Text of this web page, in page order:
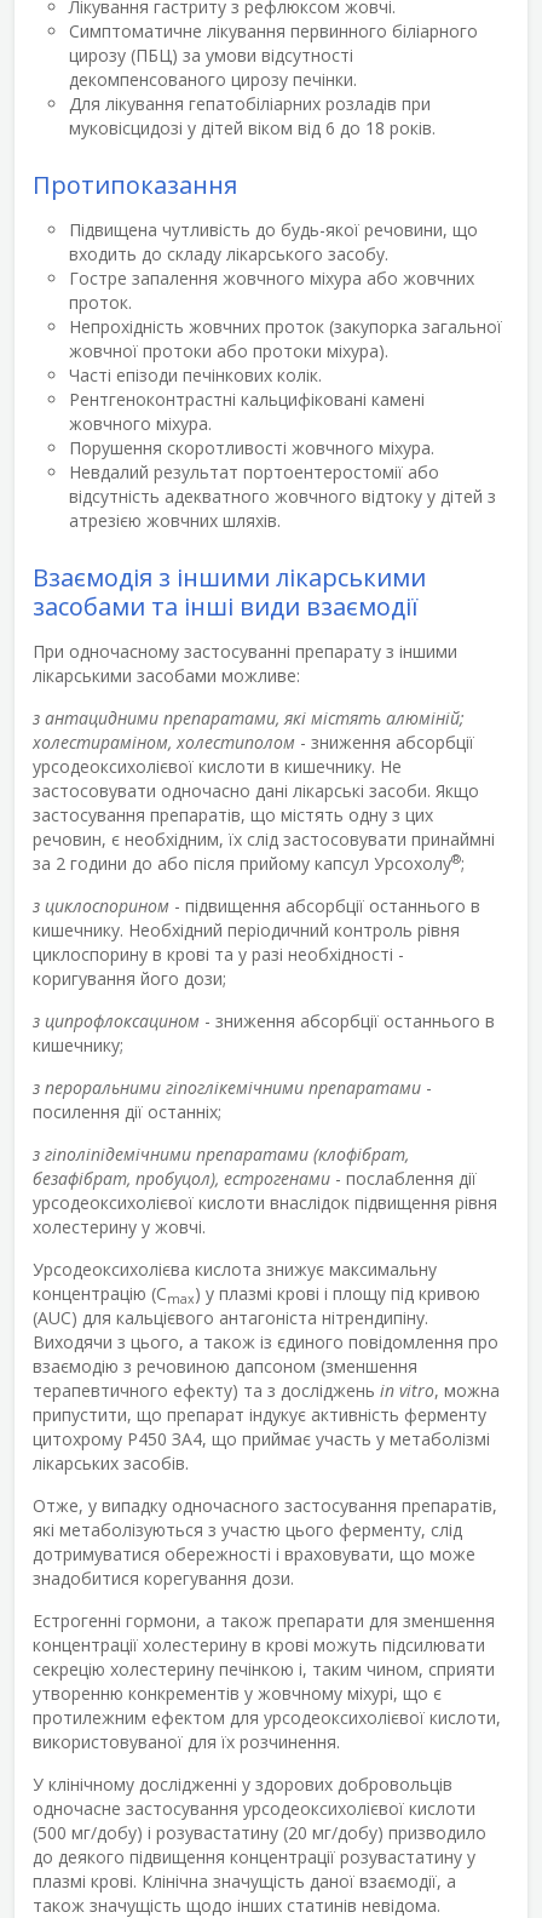
Лікування гастриту з рефлюксом жовчі.
Симптоматичне лікування первинного біліарного
цирозу (ПБЦ) за умови відсутності
декомпенсованого цирозу печінки.
Для лікування гепатобіліарних розладів при
муковісцидозі у дітей віком від 6 до 18 років.
Протипоказання
Підвищена чутливість до будь-якої речовини, що
входить до складу лікарського засобу.
Гостре запалення жовчного міхура або жовчних
проток.
Непрохідність жовчних проток (закупорка загальної
жовчної протоки або протоки міхура).
Часті епізоди печінкових колік.
Рентгеноконтрастні кальцифіковані камені
жовчного міхура.
Порушення скоротливості жовчного міхура.
Невдалий результат портоентеростомії або
відсутність адекватного жовчного відтоку у дітей з
атрезією жовчних шляхів.
Взаємодія з іншими лікарськими
засобами та інші види взаємодії
При одночасному застосуванні препарату з іншими
лікарськими засобами можливе:
з антацидними препаратами, які містять алюміній;
холестираміном, холестиполом - зниження абсорбції
урсодеоксихолієвої кислоти в кишечнику. Не
застосовувати одночасно дані лікарські засоби. Якщо
застосування препаратів, що містять одну з цих
речовин, є необхідним, їх слід застосовувати принаймні
за 2 години до або після прийому капсул Урсохолу®;
з циклоспорином - підвищення абсорбції останнього в
кишечнику. Необхідний періодичний контроль рівня
циклоспорину в крові та у разі необхідності -
коригування його дози;
з ципрофлоксацином - зниження абсорбції останнього в
кишечнику;
з пероральними гіпоглікемічними препаратами -
посилення дії останніх;
з гіполіпідемічними препаратами (клофібрат,
безафібрат, пробуцол), естрогенами - послаблення дії
урсодеоксихолієвої кислоти внаслідок підвищення рівня
холестерину у жовчі.
Урсодеоксихолієва кислота знижує максимальну
концентрацію (Cmax) у плазмі крові і площу під кривою
(AUC) для кальцієвого антагоніста нітрендипіну.
Виходячи з цього, а також із єдиного повідомлення про
взаємодію з речовиною дапсоном (зменшення
терапевтичного ефекту) та з досліджень in vitro, можна
припустити, що препарат індукує активність ферменту
цитохрому Р450 ЗА4, що приймає участь у метаболізмі
лікарських засобів.
Отже, у випадку одночасного застосування препаратів,
які метаболізуються з участю цього ферменту, слід
дотримуватися обережності і враховувати, що може
знадобитися корегування дози.
Естрогенні гормони, а також препарати для зменшення
концентрації холестерину в крові можуть підсилювати
секрецію холестерину печінкою і, таким чином, сприяти
утворенню конкрементів у жовчному міхурі, що є
протилежним ефектом для урсодеоксихолієвої кислоти,
використовуваної для їх розчинення.
У клінічному дослідженні у здорових добровольців
одночасне застосування урсодеоксихолієвої кислоти
(500 мг/добу) і розувастатину (20 мг/добу) призводило
до деякого підвищення концентрації розувастатину у
плазмі крові. Клінічна значущість даної взаємодії, а
також значущість щодо інших статинів невідома.